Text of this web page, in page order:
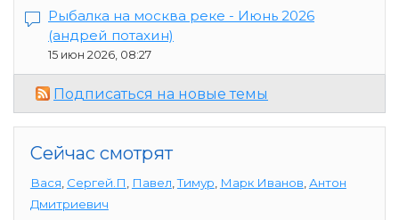
Рыбалка на москва реке - Июнь 2026
(андрей потахин)
15 июн 2026, 08:27
Подписаться на новые темы
Сейчас смотрят
Вася Сергей.П Павел ,Тимур Марк Иванов Антон
Дмитриевич